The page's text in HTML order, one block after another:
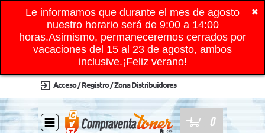
✖
Le informamos que durante el mes de agosto
nuestro horario será de 9:00 a 14:00
horas.Asimismo, permaneceremos cerrados por
vacaciones del 15 al 23 de agosto, ambos
inclusive.¡Feliz verano!
Acceso / Registro / Zona Distribuidores
0